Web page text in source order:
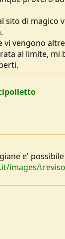
sito di magico
vi vengono
al limite, mi
e'
images/